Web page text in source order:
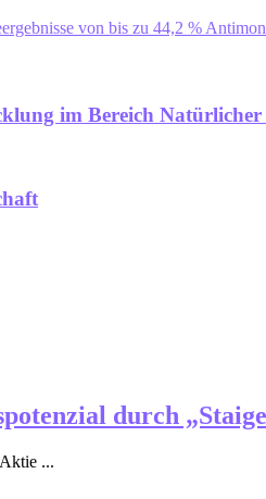
von bis zu 44,2 %
im Bereich Natürlicher
durch
...